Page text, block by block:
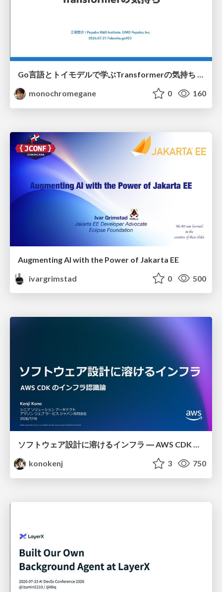
Go言語とトイモデルで学ぶTransformerの気持ち / fukuokago23-transformer
monochromegane
0 160
Augmenting AI with the Power of Jakarta EE
ivargrimstad
0 500
ソフトウェア設計に溶けるインフラ ― AWS CDK のインフラ認識論
konokenj
3 750